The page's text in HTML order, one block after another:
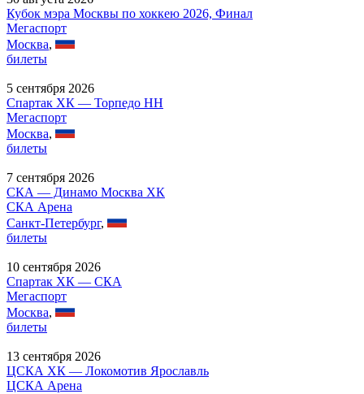
Кубок мэра Москвы по хоккею 2026, Финал
Мегаспорт
Москва,
билеты
5 сентября 2026
Спартак ХК — Торпедо НН
Мегаспорт
Москва,
билеты
7 сентября 2026
СКА — Динамо Москва ХК
СКА Арена
Санкт-Петербург,
билеты
10 сентября 2026
Спартак ХК — СКА
Мегаспорт
Москва,
билеты
13 сентября 2026
ЦСКА ХК — Локомотив Ярославль
ЦСКА Арена